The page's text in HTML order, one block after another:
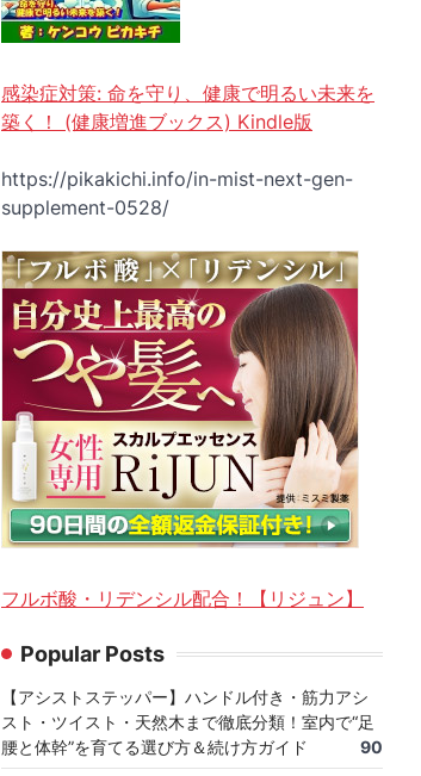
感染症対策: 命を守り、健康で明るい未来を
築く！ (健康増進ブックス) Kindle版
https://pikakichi.info/in-mist-next-gen-
supplement-0528/
フルボ酸・リデンシル配合！【リジュン】
Popular Posts
【アシストステッパー】ハンドル付き・筋力アシ
スト・ツイスト・天然木まで徹底分類！室内で“足
腰と体幹”を育てる選び方＆続け方ガイド
90